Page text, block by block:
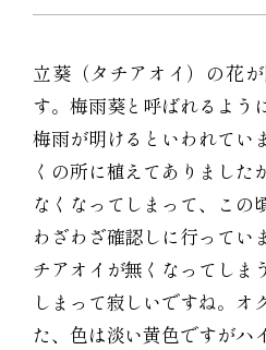
立葵（タチアオイ）の花
す。梅雨葵と呼ばれるよう
梅雨が明けるといわれてい
くの所に植えてありました
なくなってしまって、この
わざわざ確認しに行ってい
チアオイが無くなってしま
しまって寂しいですね。オ
た、色は淡い黄色ですがハ